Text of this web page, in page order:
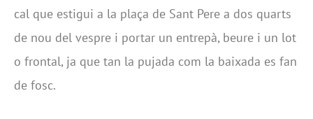
cal que estigui a la plaça de Sant Pere a dos quarts
de nou del vespre i portar un entrepà, beure i un lot
o frontal, ja que tan la pujada com la baixada es fan
de fosc.